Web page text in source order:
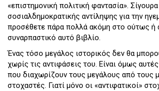
«επιστημονική πολιτική φαντασία».
σοσιαλδημοκρατικής αντίληψης για την
προσέθετε πάρα πολλά ακόμη στο ούτως ή
συναρπαστικό αυτό βιβλίο.
Ένας τόσο μεγάλος ιστορικός δεν θα
χωρίς τις αντιφάσεις του. Είναι όμως
που διαχωρίζουν τους μεγάλους από τους
στοχαστές. Γιατί μόνο οι «αντιφατικοί»